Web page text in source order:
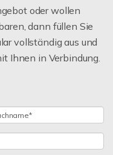
oder wollen
dann füllen Sie
vollständig aus und
Ihnen in Verbindung.